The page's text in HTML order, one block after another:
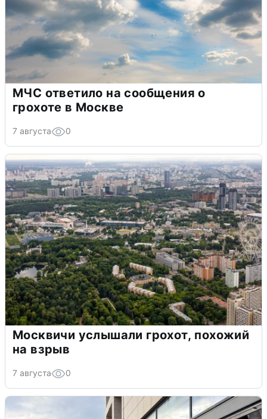
МЧС ответило на сообщения о
грохоте в Москве
7 августа 0
Москвичи услышали грохот, похожий
на взрыв
7 августа 0